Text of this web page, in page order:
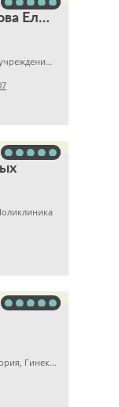
Детский невролог Кремсова Елена Борисовна
Детская клиника, Прочие медицинские учреждения, Неврология
Детская клиника, Медицинская лаборатория, Гинекология